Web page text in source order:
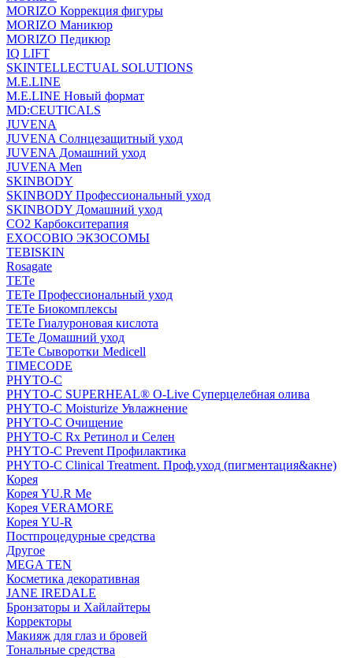
MORIZO Коррекция фигуры
MORIZO Маникюр
MORIZO Педикюр
IQ LIFT
SKINTELLECTUAL SOLUTIONS
M.E.LINE
M.E.LINE Новый формат
MD:CEUTICALS
JUVENA
JUVENA Солнцезащитный уход
JUVENA Домашний уход
JUVENA Men
SKINBODY
SKINBODY Профессиональный уход
SKINBODY Домашний уход
CO2 Карбокситерапия
EXOCOBIO ЭКЗОСОМЫ
TEBISKIN
Rosagate
TETe
TETe Профессиональный уход
TETe Биокомплексы
TETe Гиалуроновая кислота
TETe Домашний уход
TETe Сыворотки Medicell
TIMECODE
PHYTO-C
PHYTO-C SUPERHEAL® O-Live Суперцелебная олива
PHYTO-C Moisturize Увлажнение
PHYTO-C Очищение
PHYTO-C Rx Ретинол и Селен
PHYTO-C Prevent Профилактика
PHYTO-C Clinical Treatment. Проф.уход (пигментация&акне)
Корея
Корея YU.R Me
Корея VERAMORE
Корея YU-R
Постпроцедурные средства
Другое
MEGA TEN
Косметика декоративная
JANE IREDALE
Бронзаторы и Хайлайтеры
Корректоры
Макияж для глаз и бровей
Тональные средства